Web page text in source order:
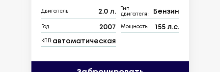
Двигатель: 2.0 л.
Тип
двигателя:
Бензин
Год: 2007 Мощность: 155 л.с.
КПП: автоматическая